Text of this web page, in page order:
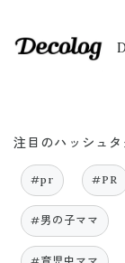
注目のハッシュタ
#pr #PR
#男の子ママ